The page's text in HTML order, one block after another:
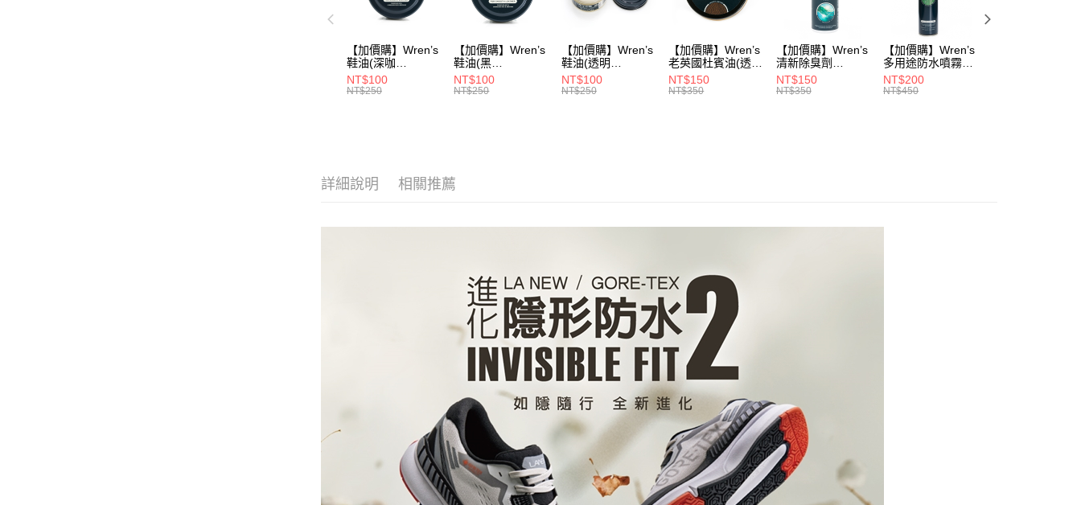
▶ 女士商品 鞋款 ▶
【加價購】Wren’s
鞋油(深咖
289105120)
NT$100
NT$250
【加價購】Wren’s
鞋油(黑
289105130)
NT$100
NT$250
【加價購】Wren’s
鞋油(透明
289105140)
NT$100
NT$250
【加價購】Wren’s
老英國杜賓油(透明
289105440)
NT$150
NT$350
【加價購】Wren’s
清新除臭劑
(289105540)
NT$150
NT$350
【加價購】Wren’s
多用途防水噴霧
(289105640)
NT$200
NT$450
詳細說明 相關推薦